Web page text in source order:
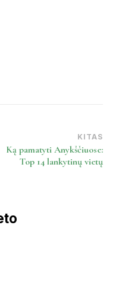
KITAS
Ką pamatyti Anykščiuose:
Top 14 lankytinų vietų